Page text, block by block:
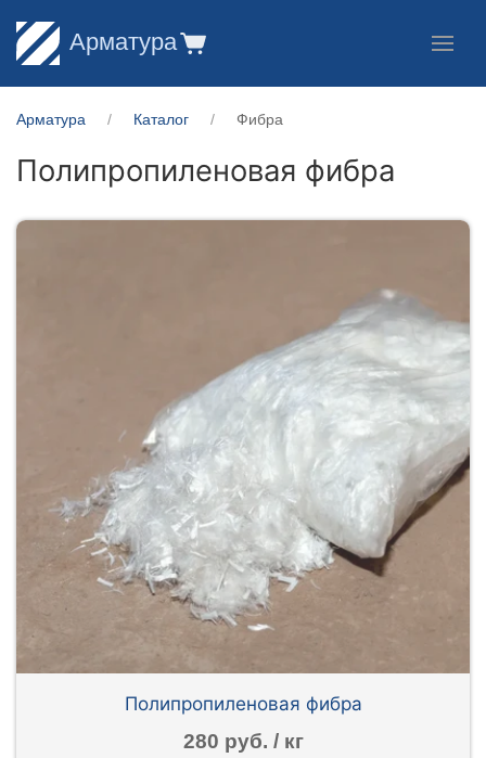
Арматура
Арматура Каталог Фибра
Полипропиленовая фибра
Полипропиленовая фибра
280 руб. / кг